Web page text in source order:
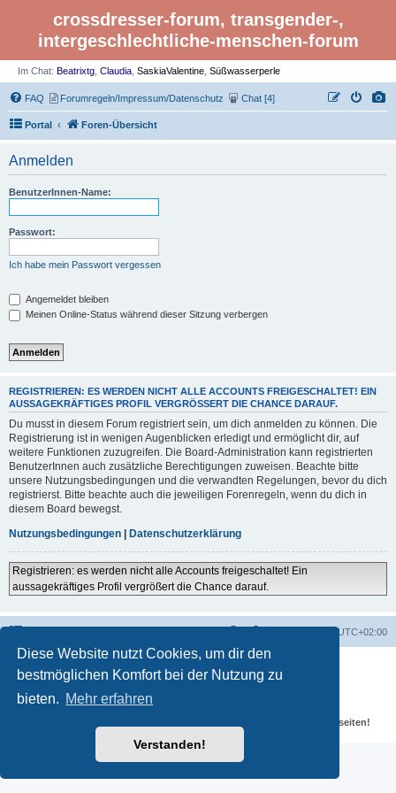
Diese Website nutzt Cookies, um dir den
bestmöglichen Komfort bei der Nutzung zu
bieten. Mehr erfahren
Verstanden!
crossdresser-forum, transgender-,
intergeschlechtliche-menschen-forum
Im Chat: Beatrixtg Claudia SaskiaValentine Süßwasserperle
FAQ Forumregeln/Impressum/Datenschutz Chat [4]
Portal Foren-Übersicht
Anmelden
BenutzerInnen-Name:
Passwort:
Ich habe mein Passwort vergessen
Angemeldet bleiben
Meinen Online-Status während dieser Sitzung verbergen
REGISTRIEREN: ES WERDEN NICHT ALLE ACCOUNTS FREIGESCHALTET! EIN
AUSSAGEKRÄFTIGES PROFIL VERGRÖSSERT DIE CHANCE DARAUF.
Du musst in diesem Forum registriert sein, um dich anmelden zu können. Die
Registrierung ist in wenigen Augenblicken erledigt und ermöglicht dir, auf
weitere Funktionen zuzugreifen. Die Board-Administration kann registrierten
BenutzerInnen auch zusätzliche Berechtigungen zuweisen. Beachte bitte
unsere Nutzungsbedingungen und die verwandten Regelungen, bevor du dich
registrierst. Bitte beachte auch die jeweiligen Forenregeln, wenn du dich in
diesem Board bewegst.
Nutzungsbedingungen
Datenschutzerklärung
Registrieren: es werden nicht alle Accounts freigeschaltet! Ein
aussagekräftiges Profil vergrößert die Chance darauf.
UTC+02:00
® Forum Software © phpBB Limited
Deutsche Übersetzung durchphpBB.de
Datenschutz
Datenschutzbestimmungen und weiteren Regeln der externen Webseiten!